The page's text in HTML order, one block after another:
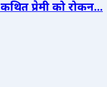
प्रेमी को रोकन...